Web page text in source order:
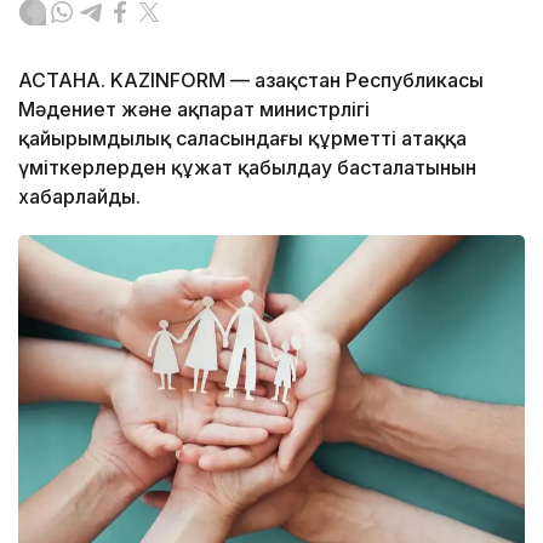
АСТАНА. KAZINFORM — Қазақстан Республикасы
Мәдениет және ақпарат министрлігі
қайырымдылық саласындағы құрметті атаққа
үміткерлерден құжат қабылдау басталатынын
хабарлайды.